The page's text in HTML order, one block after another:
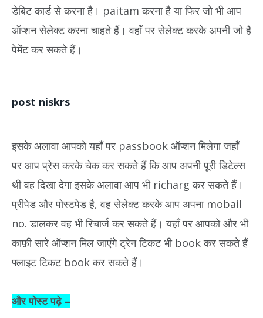
डेबिट कार्ड से करना है। paitam करना है या फिर जो भी आप
ऑप्शन सेलेक्ट करना चाहते हैं। वहाँ पर सेलेक्ट करके अपनी जो है
पेमेंट कर सकते हैं।
post niskrs
इसके अलावा आपको यहाँ पर passbook ऑप्शन मिलेगा जहाँ
पर आप प्रेस करके चेक कर सकते हैं कि आप अपनी पूरी डिटेल्स
थी वह दिखा देगा इसके अलावा आप भी richarg कर सकते हैं।
प्रीपेड और पोस्टपेड है, वह सेलेक्ट करके आप अपना mobail
no. डालकर वह भी रिचार्ज कर सकते हैं। यहाँ पर आपको और भी
काफ़ी सारे ऑप्शन मिल जाएंगे ट्रेन टिकट भी book कर सकते हैं
फ्लाइट टिकट book कर सकते हैं।
और पोस्ट पढ़े –